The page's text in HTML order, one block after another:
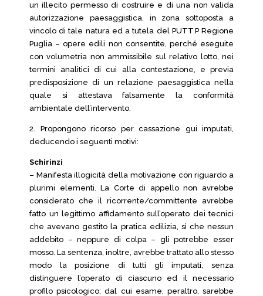
un illecito permesso di costruire e di una non valida
autorizzazione paesaggistica, in zona sottoposta a
vincolo di tale natura ed a tutela del PUTT.P Regione
Puglia – opere edili non consentite, perché eseguite
con volumetria non ammissibile sul relativo lotto, nei
termini analitici di cui alla contestazione, e previa
predisposizione di un relazione paesaggistica nella
quale si attestava falsamente la conformità
ambientale dell’intervento.
2. Propongono ricorso per cassazione gui imputati,
deducendo i seguenti motivi:
Schirinzi
– Manifesta illogicità della motivazione con riguardo a
plurimi elementi. La Corte di appello non avrebbe
considerato che il ricorrente/committente avrebbe
fatto un legittimo affidamento sull’operato dei tecnici
che avevano gestito la pratica edilizia, sì che nessun
addebito – neppure di colpa – gli potrebbe esser
mosso. La sentenza, inoltre, avrebbe trattato allo stesso
modo la posizione di tutti gli imputati, senza
distinguere l’operato di ciascuno ed il necessario
profilo psicologico; dal cui esame, peraltro, sarebbe